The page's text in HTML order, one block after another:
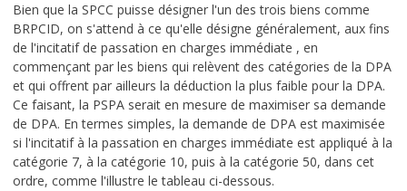
Bien que la SPCC puisse désigner l'un des trois biens comme
BRPCID, on s'attend à ce qu'elle désigne généralement, aux fins
de l'incitatif de passation en charges immédiate , en
commençant par les biens qui relèvent des catégories de la DPA
et qui offrent par ailleurs la déduction la plus faible pour la DPA.
Ce faisant, la PSPA serait en mesure de maximiser sa demande
de DPA. En termes simples, la demande de DPA est maximisée
si l'incitatif à la passation en charges immédiate est appliqué à la
catégorie 7, à la catégorie 10, puis à la catégorie 50, dans cet
ordre, comme l'illustre le tableau ci-dessous.